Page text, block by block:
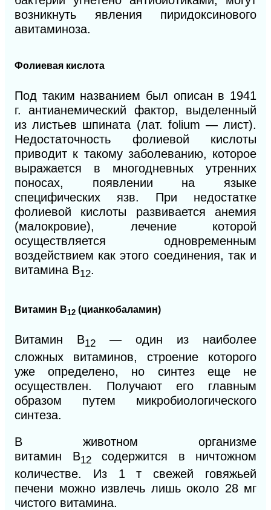
возникнуть явления пиридоксинового
авитаминоза.
Фолиевая кислота
Под таким названием был описан в 1941
г. антианемический фактор, выделенный
из листьев шпината (лат. folium — лист).
Недостаточность фолиевой кислоты
приводит к такому заболеванию, которое
выражается в многодневных утренних
поносах, появлении на языке
специфических язв. При недостатке
фолиевой кислоты развивается анемия
(малокровие), лечение которой
осуществляется одновременным
воздействием как этого соединения, так и
витамина В12.
Витамин В12 (цианкобаламин)
Витамин В12
— один из наиболее
сложных витаминов, строение которого
уже определено, но синтез еще не
осуществлен. Получают его главным
образом путем микробиологического
синтеза.
В животном организме
витамин В12
содержится в ничтожном
количестве. Из 1 т свежей говяжьей
печени можно извлечь лишь около 28 мг
чистого витамина.